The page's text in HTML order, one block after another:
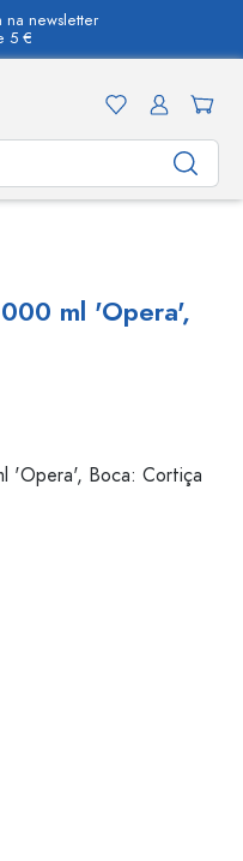
na newsletter
5 €
ml 'Opera',